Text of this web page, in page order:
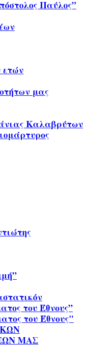
Παύλος”
ετών
μας
Καλαβρύτων
του Έθνους”
του Έθνους"
ΜΑΣ